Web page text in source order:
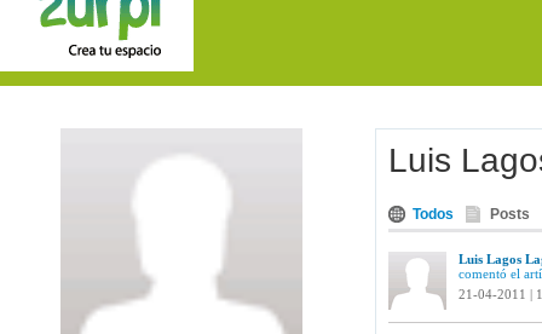
Luis
Todos Posts
Luis Lagos
comentó el
21-04-2011 |